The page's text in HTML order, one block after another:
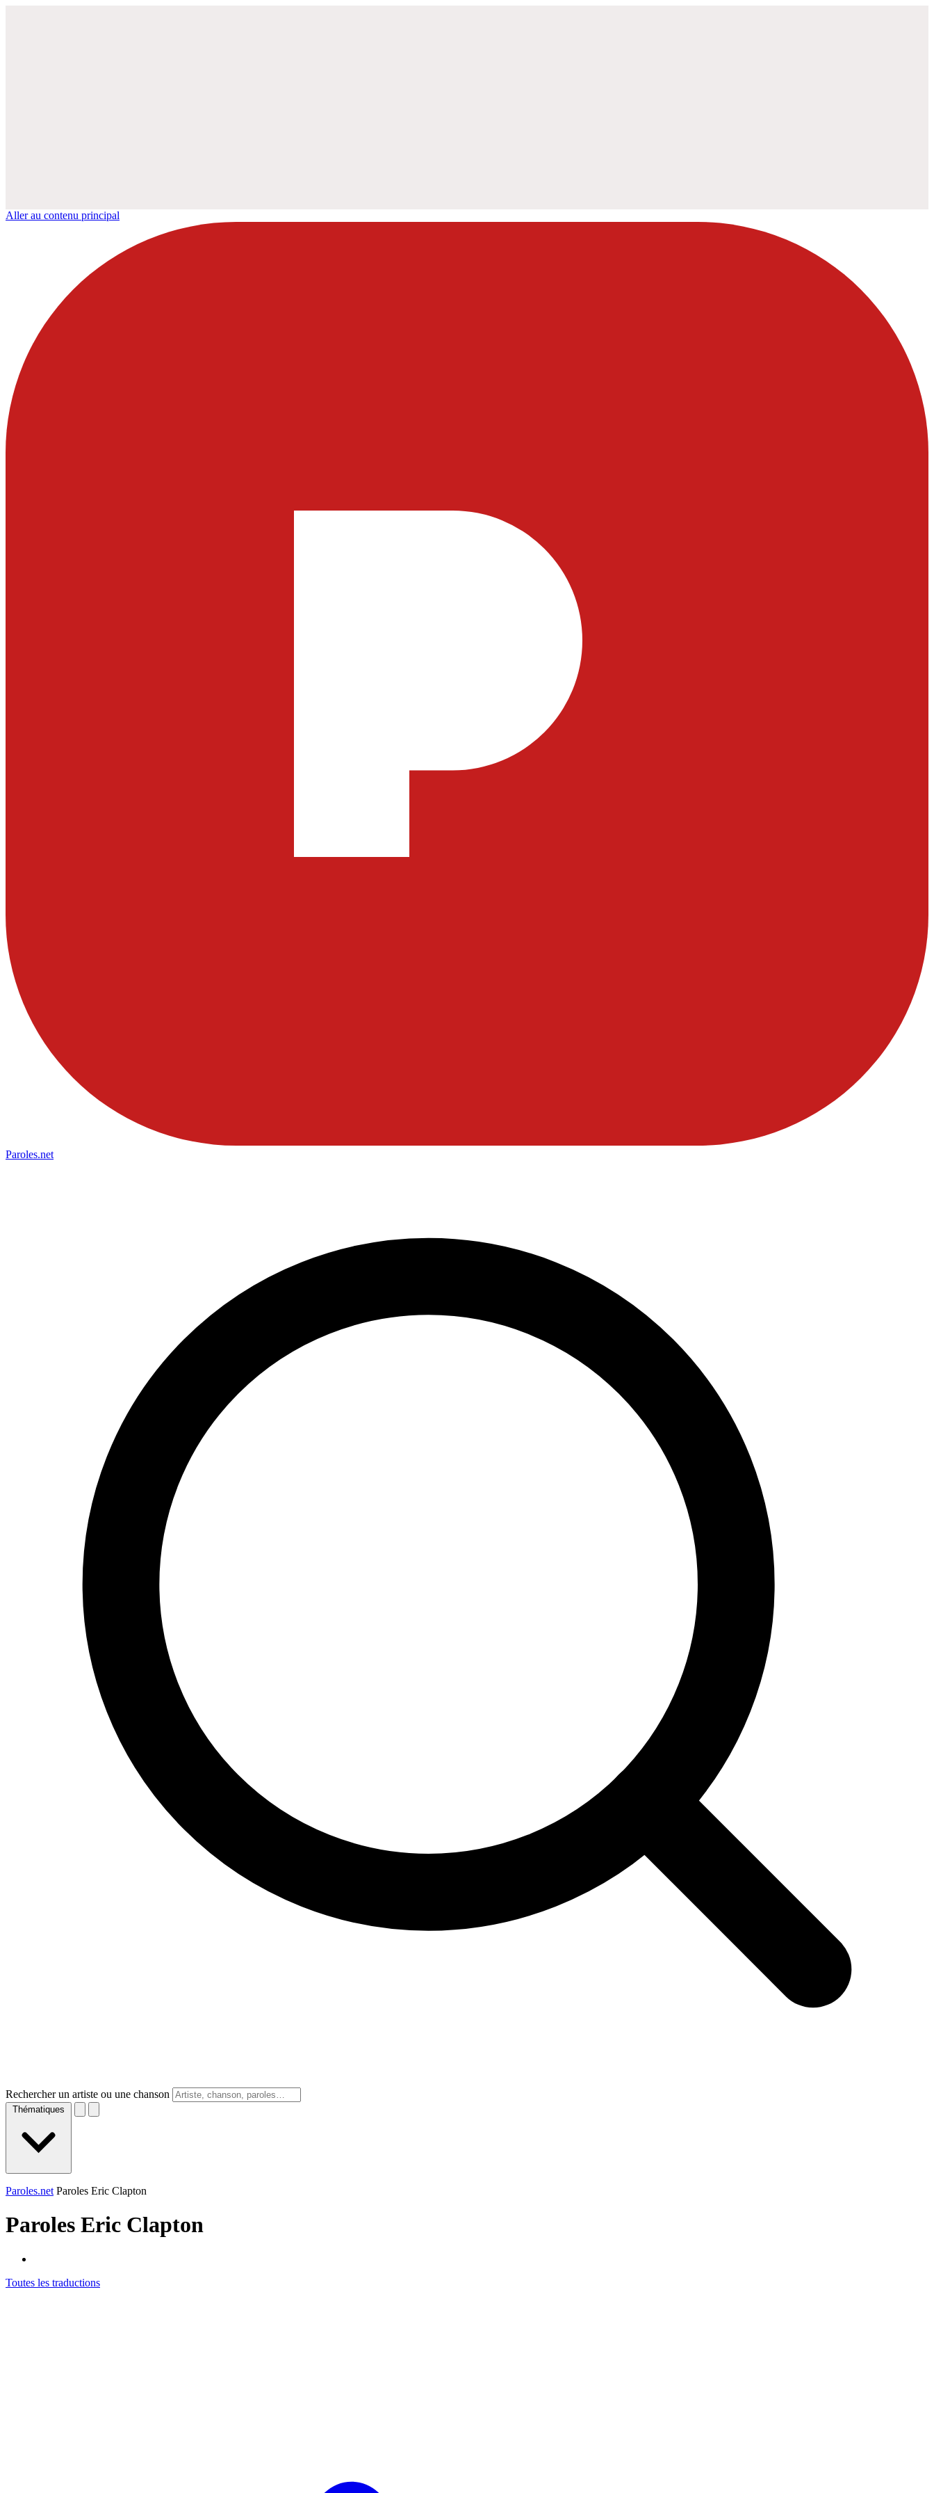
Aller au contenu principal
Paroles.net
Rechercher un artiste ou une chanson
Thématiques
Paroles.net Paroles Eric Clapton
Paroles Eric Clapton
Toutes les traductions